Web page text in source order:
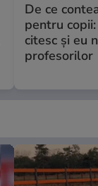
De ce
pentru
citesc și eu
profesorilor